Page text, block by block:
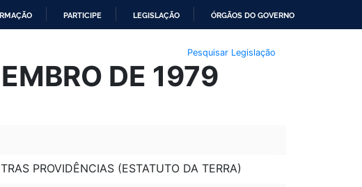
PARTICIPE LEGISLAÇÃO ÓRGÃOS DO GOVERNO
Pesquisar Legislação
DE 1979
PROVIDÊNCIAS (ESTATUTO DA TERRA)